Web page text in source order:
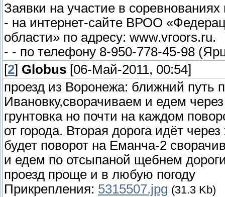
Заявки на участие в
- на интернет-сайте ВРОО
области» по адресу: www.vroors.ru.
- - по телефону 8-950-778-45-98
[2] Globus [06-Май-2011, 00:54]
проезд из Воронежа: ближний путь
Ивановку,сворачиваем и едем
грунтовка но почти на каждом
от города. Вторая дорога идёт
будет поворот на Еманча-2
и едем по отсыпаной щебнем
проезд проще и в любую погоду
Прикрепления: 5315507.jpg (31.3 Kb)